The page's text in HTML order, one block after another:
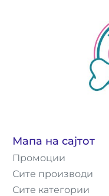
Мапа на сајтот
Промоции
Сите производи
Сите категории